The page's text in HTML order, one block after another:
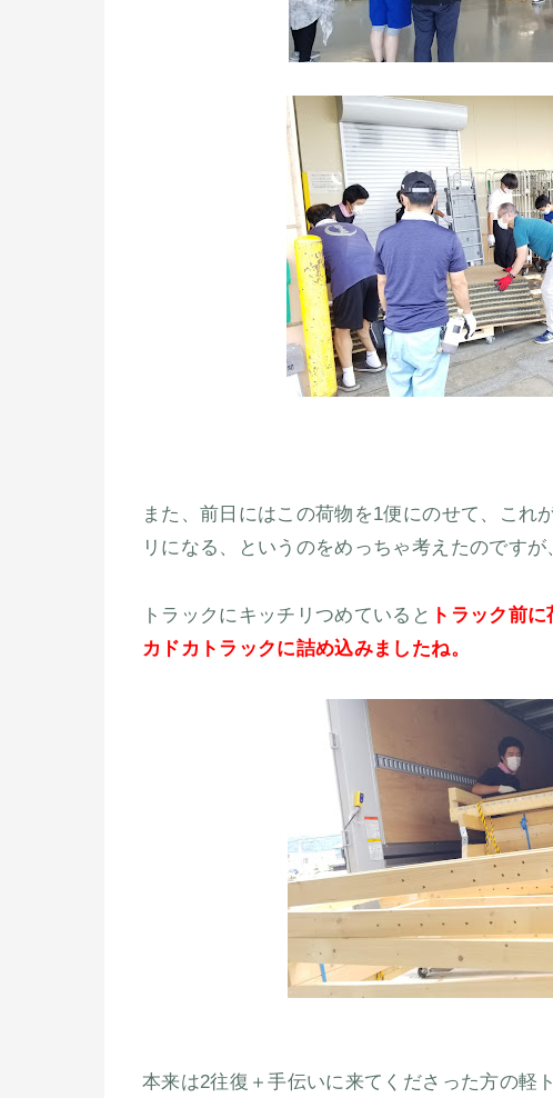
また、前日にはこの荷物を1便にのせて、これ
リになる、というのをめっちゃ考えたのですが
トラックにキッチリつめていると トラック前
カドカトラックに詰め込みましたね。
本来は2往復＋手伝いに来てくださった方の軽